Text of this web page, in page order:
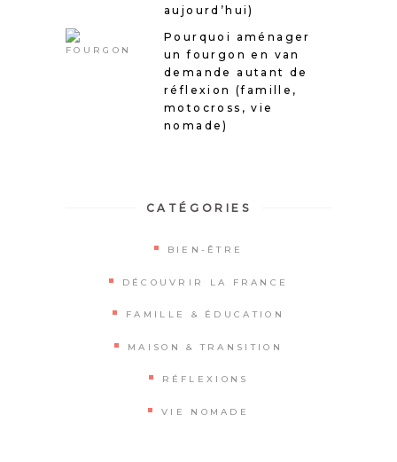
aujourd’hui)
Pourquoi aménager
un fourgon en van
demande autant de
réflexion (famille,
motocross, vie
nomade)
CATÉGORIES
BIEN-ÊTRE
DÉCOUVRIR LA FRANCE
FAMILLE & ÉDUCATION
MAISON & TRANSITION
RÉFLEXIONS
VIE NOMADE